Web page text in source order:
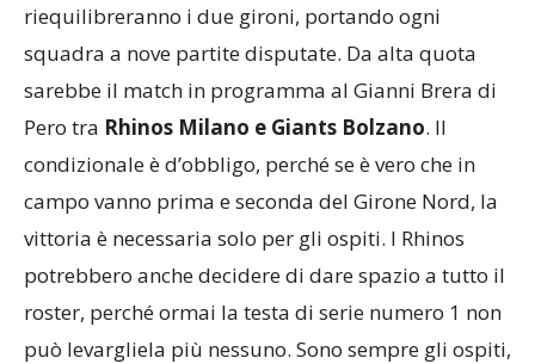
riequilibreranno i due gironi, portando ogni
squadra a nove partite disputate. Da alta quota
sarebbe il match in programma al Gianni Brera di
Pero tra Rhinos Milano e Giants Bolzano. Il
condizionale è d’obbligo, perché se è vero che in
campo vanno prima e seconda del Girone Nord, la
vittoria è necessaria solo per gli ospiti. I Rhinos
potrebbero anche decidere di dare spazio a tutto il
roster, perché ormai la testa di serie numero 1 non
può levargliela più nessuno. Sono sempre gli ospiti,